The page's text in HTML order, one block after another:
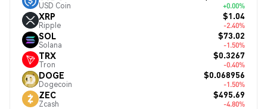
USD Coin +0.00%
XRP
Ripple
$1.04
-2.40%
SOL
Solana
$73.02
-1.50%
TRX
Tron
$0.3267
-0.40%
DOGE
Dogecoin
$0.068956
-1.50%
ZEC
Zcash
$495.69
-4.80%